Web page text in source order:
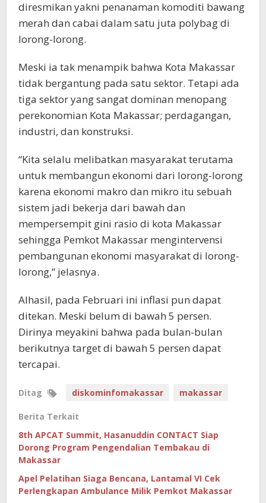
diresmikan yakni penanaman komoditi bawang
merah dan cabai dalam satu juta polybag di
lorong-lorong.
Meski ia tak menampik bahwa Kota Makassar
tidak bergantung pada satu sektor. Tetapi ada
tiga sektor yang sangat dominan menopang
perekonomian Kota Makassar; perdagangan,
industri, dan konstruksi.
“Kita selalu melibatkan masyarakat terutama
untuk membangun ekonomi dari lorong-lorong
karena ekonomi makro dan mikro itu sebuah
sistem jadi bekerja dari bawah dan
mempersempit gini rasio di kota Makassar
sehingga Pemkot Makassar mengintervensi
pembangunan ekonomi masyarakat di lorong-
lorong,” jelasnya.
Alhasil, pada Februari ini inflasi pun dapat
ditekan. Meski belum di bawah 5 persen.
Dirinya meyakini bahwa pada bulan-bulan
berikutnya target di bawah 5 persen dapat
tercapai.
Ditag diskominfomakassar makassar
Berita Terkait
8th APCAT Summit, Hasanuddin CONTACT Siap
Dorong Program Pengendalian Tembakau di
Makassar
Apel Pelatihan Siaga Bencana, Lantamal VI Cek
Perlengkapan Ambulance Milik Pemkot Makassar